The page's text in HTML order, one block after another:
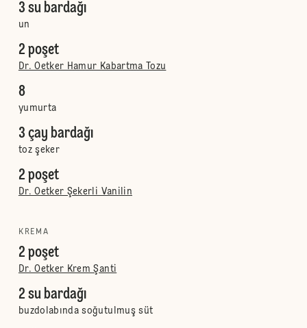
3 su bardağı
un
2 poşet
Dr. Oetker Hamur Kabartma Tozu
8
yumurta
3 çay bardağı
toz şeker
2 poşet
Dr. Oetker Şekerli Vanilin
KREMA
2 poşet
Dr. Oetker Krem Şanti
2 su bardağı
buzdolabında soğutulmuş süt